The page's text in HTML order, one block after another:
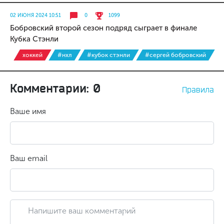
02 ИЮНЯ 2024 10:51 0 1099
Бобровский второй сезон подряд сыграет в финале
Кубка Стэнли
хоккей #нхл #кубок стэнли #сергей бобровский
Комментарии: 0 Правила
Ваше имя
Ваш email